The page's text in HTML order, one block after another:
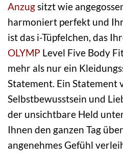
Anzugsitzt wie
harmoniert perfekt und
ist das i-Tüpfelchen, das
OLYMP Level Five Body
mehr als nur ein
Statement. Ein Statement
Selbstbewusstsein und
der unsichtbare Held
Ihnen den ganzen Tag
angenehmes Gefühl